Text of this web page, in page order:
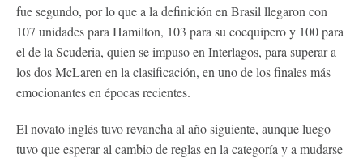
fue segundo, por lo que a la definición en Brasil llegaron con
107 unidades para Hamilton, 103 para su coequipero y 100 para
el de la Scuderia, quien se impuso en Interlagos, para superar a
los dos McLaren en la clasificación, en uno de los finales más
emocionantes en épocas recientes.
El novato inglés tuvo revancha al año siguiente, aunque luego
tuvo que esperar al cambio de reglas en la categoría y a mudarse